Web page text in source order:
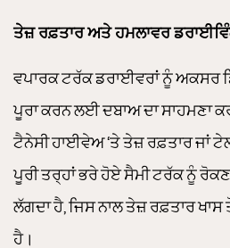
ਤੇਜ਼ ਰਫ਼ਤਾਰ ਅਤੇ ਹਮਲਾਵਰ
ਵਪਾਰਕ ਟਰੱਕ ਡਰਾਈਵਰਾਂ ਨੂੰ ਅਕਸਰ
ਪੂਰਾ ਕਰਨ ਲਈ ਦਬਾਅ ਦਾ ਸਾਹਮਣਾ
ਟੈਨੇਸੀ ਹਾਈਵੇਅ ‘ਤੇ ਤੇਜ਼ ਰਫ਼ਤਾਰ ਜਾਂ
ਪੂਰੀ ਤਰ੍ਹਾਂ ਭਰੇ ਹੋਏ ਸੈਮੀ ਟਰੱਕ ਨੂੰ
ਲੱਗਦਾ ਹੈ, ਜਿਸ ਨਾਲ ਤੇਜ਼ ਰਫ਼ਤਾਰ ਖਾਸ
ਹੈ।